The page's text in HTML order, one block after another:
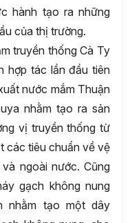
hành tạo ra những
của thị trường.
truyền thống Cà Ty
hợp tác lần đầu tiên
nước mắm Thuận
nhằm tạo ra sản
vị truyền thống từ
các tiêu chuẩn về vệ
ngoài nước. Cũng
gạch không nung
nhằm tạo một dây